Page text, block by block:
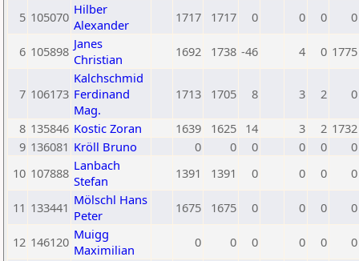
5 105070 Hilber
Alexander
1717 1717 0 0 0 0
6 105898 Janes
Christian
1692 1738 -46 4 0 1775
7 106173
Kalchschmid
Ferdinand
Mag.
1713 1705 8 3 2 0
8 135846 Kostic Zoran 1639 1625 14 3 2 1732
9 136081 Kröll Bruno 0 0 0 0 0
0
10 107888 Lanbach
Stefan
1391 1391 0 0 0 0
11 133441 Mölschl Hans
Peter
1675 1675 0 0 0 0
12 146120 Muigg
Maximilian
0 0 0 0 0 0